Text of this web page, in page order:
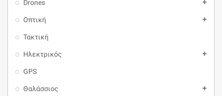
Drones add
Οπτική add
Τακτική
Ηλεκτρικός add
GPS
Θαλάσσιος add